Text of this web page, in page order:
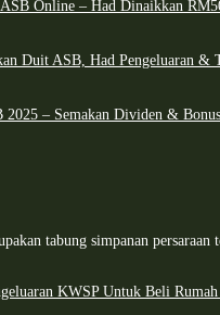
ASB Online – Had Dinaikkan
Duit ASB, Had Pengeluaran &
2025 – Semakan Dividen &
tabung simpanan persaraan
KWSP Untuk Beli